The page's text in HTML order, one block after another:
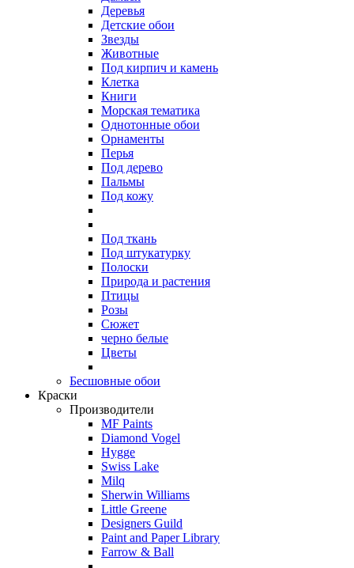
Деревья
Детские обои
Звезды
Животные
Под кирпич и камень
Клетка
Книги
Морская тематика
Однотонные обои
Орнаменты
Перья
Под дерево
Пальмы
Под кожу
Под ткань
Под штукатурку
Полоски
Природа и растения
Птицы
Розы
Сюжет
черно белые
Цветы
Бесшовные обои
Краски
Производители
MF Paints
Diamond Vogel
Hygge
Swiss Lake
Milq
Sherwin Williams
Little Greene
Designers Guild
Paint and Paper Library
Farrow & Ball